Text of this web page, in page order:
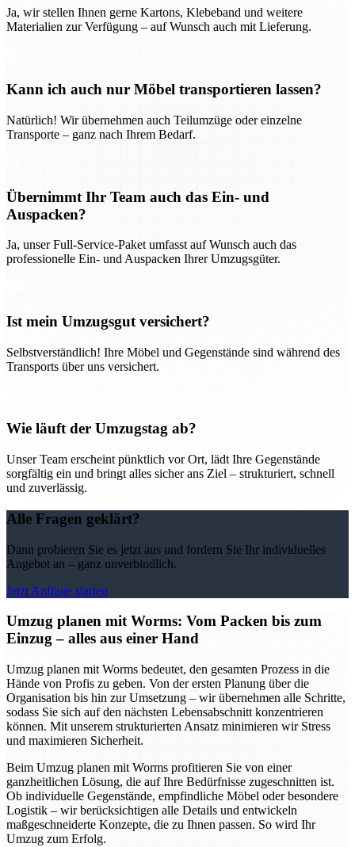
Ja, wir stellen Ihnen gerne Kartons, Klebeband und weitere
Materialien zur Verfügung – auf Wunsch auch mit Lieferung.
Kann ich auch nur Möbel transportieren lassen?
Natürlich! Wir übernehmen auch Teilumzüge oder einzelne
Transporte – ganz nach Ihrem Bedarf.
Übernimmt Ihr Team auch das Ein- und
Auspacken?
Ja, unser Full-Service-Paket umfasst auf Wunsch auch das
professionelle Ein- und Auspacken Ihrer Umzugsgüter.
Ist mein Umzugsgut versichert?
Selbstverständlich! Ihre Möbel und Gegenstände sind während des
Transports über uns versichert.
Wie läuft der Umzugstag ab?
Unser Team erscheint pünktlich vor Ort, lädt Ihre Gegenstände
sorgfältig ein und bringt alles sicher ans Ziel – strukturiert, schnell
und zuverlässig.
Alle Fragen geklärt?
Dann probieren Sie es jetzt aus und fordern Sie Ihr individuelles
Angebot an – ganz unverbindlich.
Jetzt Anfrage starten
Umzug planen mit Worms: Vom Packen bis zum
Einzug – alles aus einer Hand
Umzug planen mit Worms bedeutet, den gesamten Prozess in die
Hände von Profis zu geben. Von der ersten Planung über die
Organisation bis hin zur Umsetzung – wir übernehmen alle Schritte,
sodass Sie sich auf den nächsten Lebensabschnitt konzentrieren
können. Mit unserem strukturierten Ansatz minimieren wir Stress
und maximieren Sicherheit.
Beim Umzug planen mit Worms profitieren Sie von einer
ganzheitlichen Lösung, die auf Ihre Bedürfnisse zugeschnitten ist.
Ob individuelle Gegenstände, empfindliche Möbel oder besondere
Logistik – wir berücksichtigen alle Details und entwickeln
maßgeschneiderte Konzepte, die zu Ihnen passen. So wird Ihr
Umzug zum Erfolg.